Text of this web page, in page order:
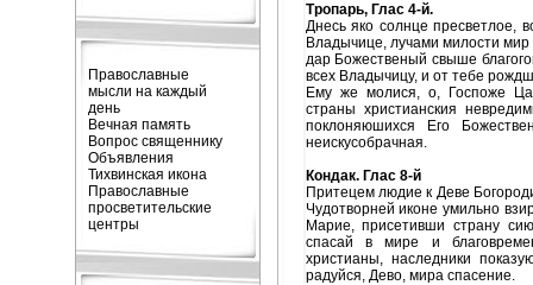
Православные
мысли на каждый
день
Вечная память
Вопрос священнику
Объявления
Тихвинская икона
Православные
просветительские
центры
Тропарь, Глас 4-й.
Днесь яко солнце пресветлое,
Владычице, лучами милости
дар Божественый свыше
всех Владычицу, и от тебе
Ему же молися, о, Госпоже
страны христианския
поклоняюшихся Его
неискусобрачная.
Кондак. Глас 8-й
Притецем людие к Деве
Чудотворней иконе умильно
Марие, присетивши страну
спасай в мире и
христианы, наследники
радуйся, Дево, мира спасение.